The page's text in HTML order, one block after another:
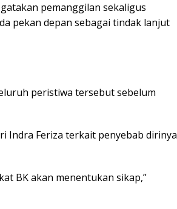
pemanggilan sekaligus
pekan depan sebagai tindak lanjut
peristiwa tersebut sebelum
Indra Feriza terkait penyebab dirinya
BK akan menentukan sikap,”